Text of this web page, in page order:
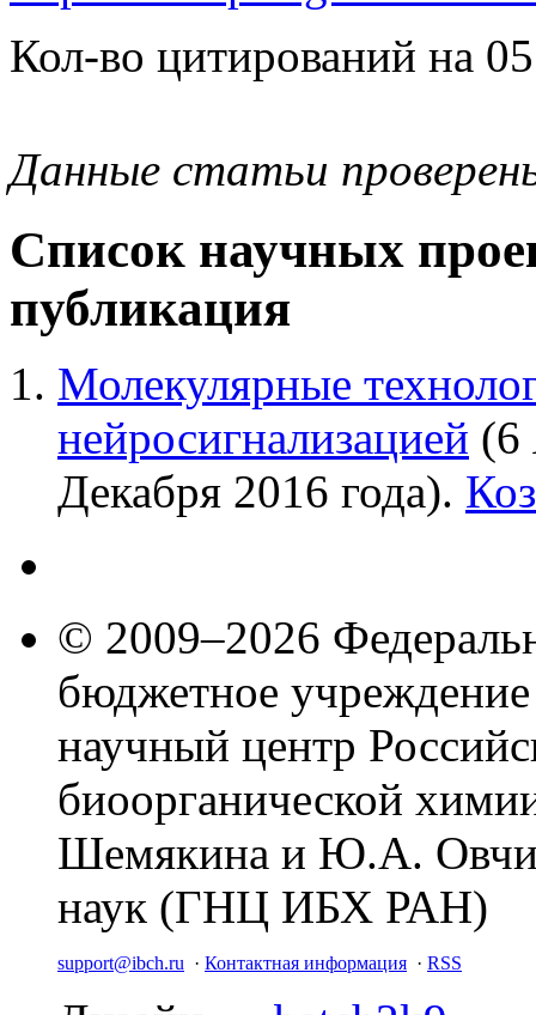
Кол-во цитирований на
Данные статьи
Список научных
публикация
Молекулярные
нейросигнализацией (6
Декабря 2016 года).
© 2009–2026
бюджетное
научный центр
биоорганической
Шемякина и Ю.А.
наук (ГНЦ ИБХ РАН)
support@ibch.ru · Контактная информация · RSS